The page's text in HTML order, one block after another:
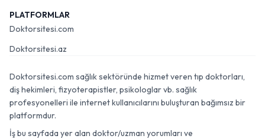
PLATFORMLAR
Doktorsitesi.com
Doktorsitesi.az
Doktorsitesi.com sağlık sektöründe hizmet veren tıp doktorları,
diş hekimleri, fizyoterapistler, psikologlar vb. sağlık
profesyonelleri ile internet kullanıcılarını buluşturan bağımsız bir
platformdur.
İş bu sayfada yer alan doktor/uzman yorumları ve